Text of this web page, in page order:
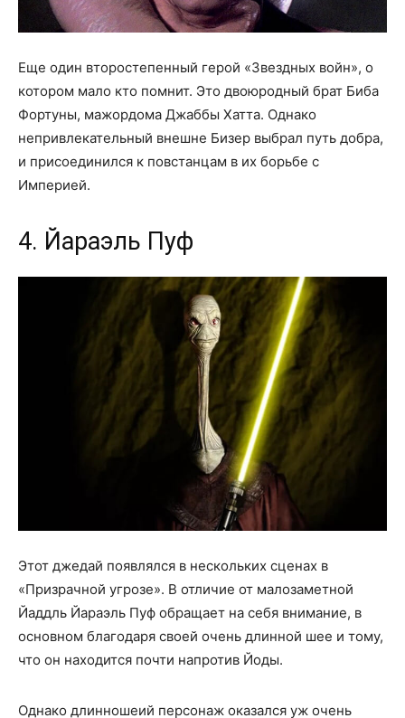
Еще один второстепенный герой «Звездных войн», о
котором мало кто помнит. Это двоюродный брат Биба
Фортуны, мажордома Джаббы Хатта. Однако
непривлекательный внешне Бизер выбрал путь добра,
и присоединился к повстанцам в их борьбе с
Империей.
4. Йараэль Пуф
Этот джедай появлялся в нескольких сценах в
«Призрачной угрозе». В отличие от малозаметной
Йаддль Йараэль Пуф обращает на себя внимание, в
основном благодаря своей очень длинной шее и тому,
что он находится почти напротив Йоды.
Однако длинношеий персонаж оказался уж очень